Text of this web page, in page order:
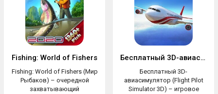
Fishing: World of Fishers
Fishing: World of Fishers (Мир
Рыбаков) – очередной
захватывающий
Бесплатный 3D-авиасимулятор
Бесплатный 3D-
авиасимулятор (Flight Pilot
Simulator 3D) – игровое